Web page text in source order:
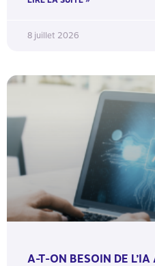
8 juillet 2026
A-T-ON BESOIN DE L’IA